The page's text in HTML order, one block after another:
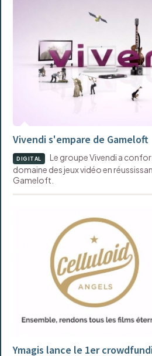
Vivendi s'empare de Gameloft
DIGITAL
Le groupe Vivendi a
domaine des jeux vidéo en
Gameloft.
Ymagis lance le 1er